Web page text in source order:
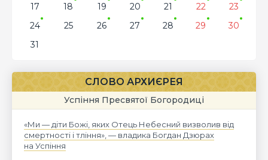
17
18 19 20 21 22
23
24
25 26 27 28 29
30
31
СЛОВО АРХИЄРЕЯ
Успіння Пресвятої Богородиці
«Ми — діти Божі, яких Отець Небесний визволив від
смертності і тління», — владика Богдан Дзюрах
на Успіння